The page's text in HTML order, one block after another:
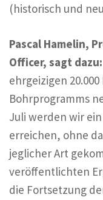
(historisch und
Pascal Hamelin,
Officer, sagt dazu:
ehrgeizigen
Bohrprogramms
Juli werden wir
erreichen, ohne
jeglicher Art
veröffentlichten
die Fortsetzung